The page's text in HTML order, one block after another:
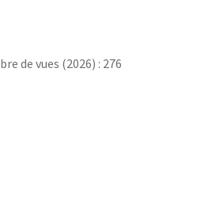
de vues (2026) : 276